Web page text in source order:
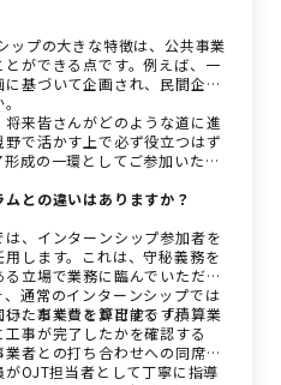
ップの大きな特徴は、公共事業
ができる点です。例えば、一
基づいて企画され、民間企業
来皆さんがどのような道に進
で活かす上で必ず役立つはず
成の一環としてご参加いただ
との違いはありますか？
は、インターンシップ参加者を
用します。これは、守秘義務を
立場で業務に臨んでいただく
通常のインターンシップでは
ただくことが可能です。
、事業費を算出する「積算業
事が完了したかを確認する
業者との打ち合わせへの同席な
OJT担当者として丁寧に指導